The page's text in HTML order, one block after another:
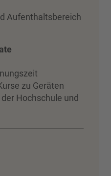
Aufenthaltsbereich
zu Geräten
Hochschule und